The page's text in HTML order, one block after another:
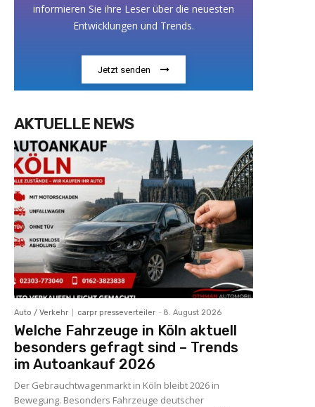
informieren Sie ihre Leser über die neuesten
Entwicklungen und Trends.
Jetzt senden
AKTUELLE NEWS
Auto / Verkehr carpr presseverteiler - 8. August 2026
Welche Fahrzeuge in Köln aktuell
besonders gefragt sind – Trends
im Autoankauf 2026
Der Gebrauchtwagenmarkt in Köln bleibt 2026 in
Bewegung. Besonders Fahrzeuge deutscher